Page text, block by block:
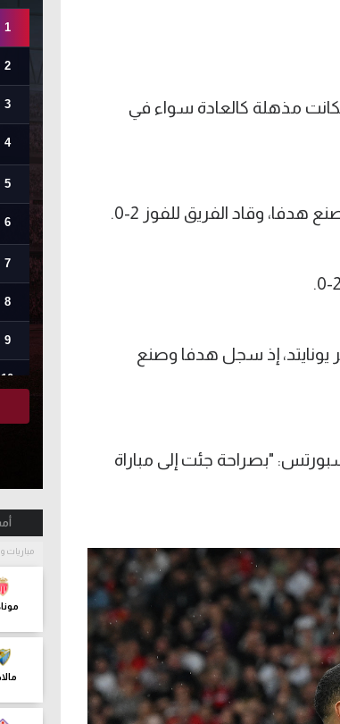
مذهلة كالعادة سواء في
وقاد الفريق للفوز 2-0.
إذ سجل هدفا وصنع
وقال في 2 سبتمبر 2025 لـ سكاي سبورتس: "بصراحة جئت إلى مباراة
مباريات